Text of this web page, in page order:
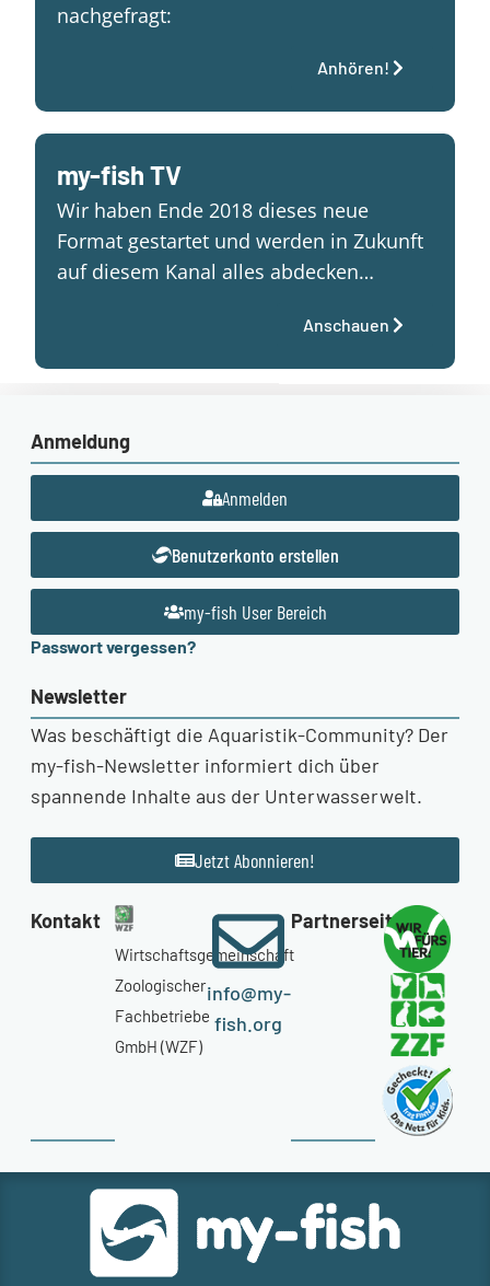
nachgefragt:
Anhören!
my-fish TV
Wir haben Ende 2018 dieses neue
Format gestartet und werden in Zukunft
auf diesem Kanal alles abdecken…
Anschauen
Anmeldung
Anmelden
Benutzerkonto erstellen
my-fish User Bereich
Passwort vergessen?
Newsletter
Was beschäftigt die Aquaristik-Community? Der
my-fish-Newsletter informiert dich über
spannende Inhalte aus der Unterwasserwelt.
Jetzt Abonnieren!
Kontakt
Wirtschaftsgemeinschaft
Zoologischer
Fachbetriebe
GmbH (WZF)
info@my-
fish.org
Partnerseiten